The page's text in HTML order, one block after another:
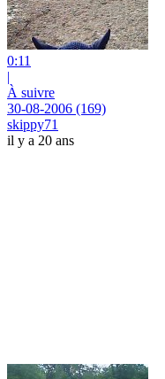
0:11
|
À suivre
30-08-2006 (169)
skippy71
il y a 20 ans